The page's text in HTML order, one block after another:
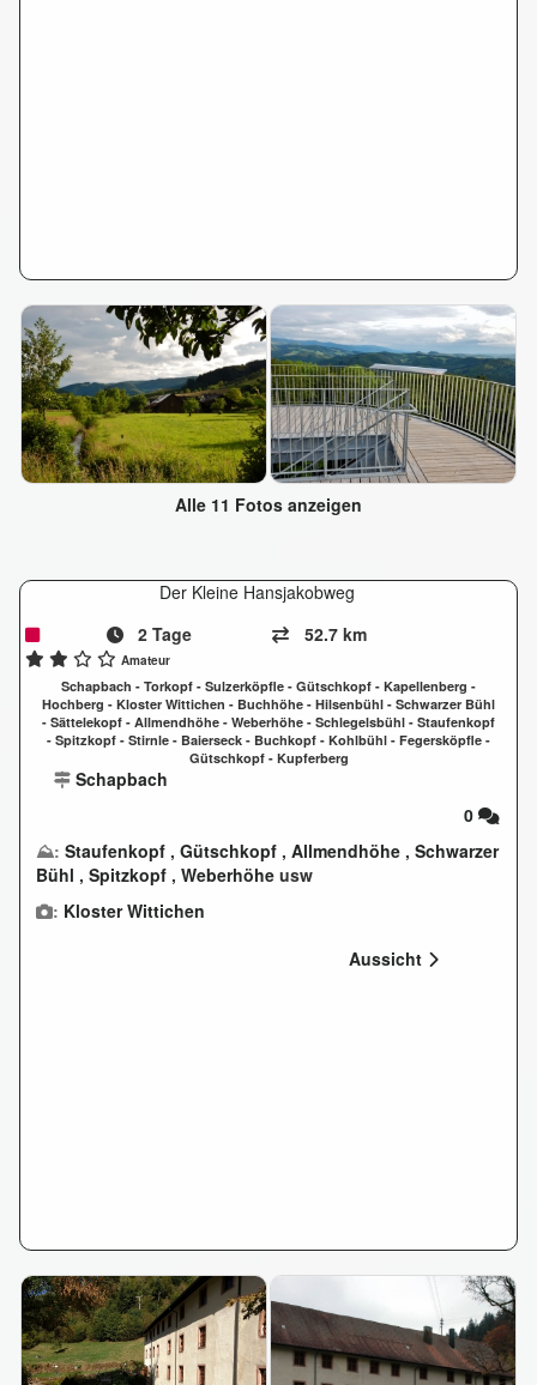
Alle 11 Fotos anzeigen
Der Kleine Hansjakobweg
2 Tage
52.7 km
Amateur
Schapbach - Torkopf - Sulzerköpfle - Gütschkopf - Kapellenberg -
Hochberg - Kloster Wittichen - Buchhöhe - Hilsenbühl - Schwarzer Bühl
- Sättelekopf - Allmendhöhe - Weberhöhe - Schlegelsbühl - Staufenkopf
- Spitzkopf - Stirnle - Baierseck - Buchkopf - Kohlbühl - Fegersköpfle -
Gütschkopf - Kupferberg
Schapbach
0
⛰: Staufenkopf , Gütschkopf , Allmendhöhe , Schwarzer
Bühl , Spitzkopf , Weberhöhe usw
: Kloster Wittichen
Aussicht